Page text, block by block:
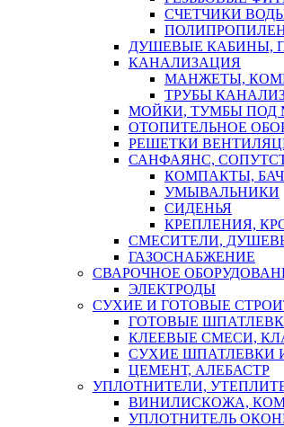
СЧЕТЧИКИ
ДУШЕВЫЕ КАБИНЫ,
КАНАЛИЗАЦИЯ
МАНЖЕТЫ,
ТРУБЫ
МОЙКИ, ТУМБЫ ПОД
ОТОПИТЕЛЬНОЕ
РЕШЕТКИ
САНФАЯНС,
КОМПАКТЫ,
УМЫВАЛЬНИКИ
СИДЕНЬЯ
КРЕПЛЕНИЯ,
СМЕСИТЕЛИ,
ГАЗОСНАБЖЕНИЕ
СВАРОЧНОЕ
ЭЛЕКТРОДЫ
СУХИЕ И ГОТОВЫЕ
ГОТОВЫЕ
КЛЕЕВЫЕ СМЕСИ,
СУХИЕ ШПАТЛЕВКИ
ЦЕМЕНТ, АЛЕБАСТР
УПЛОТНИТЕЛИ,
ВИНИЛИСКОЖА,
УПЛОТНИТЕЛЬ